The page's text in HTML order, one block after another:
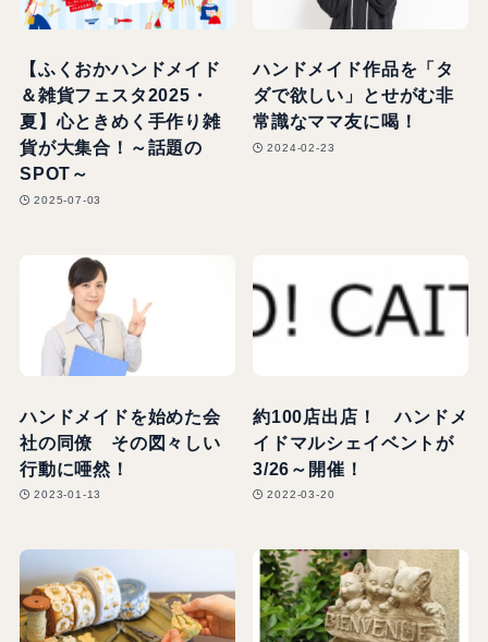
【ふくおかハンドメイド
＆雑貨フェスタ2025・
夏】心ときめく手作り雑
貨が大集合！～話題の
SPOT～
2025-07-03
ハンドメイド作品を「タ
ダで欲しい」とせがむ非
常識なママ友に喝！
2024-02-23
ハンドメイドを始めた会
社の同僚 その図々しい
行動に唖然！
2023-01-13
約100店出店！ ハンドメ
イドマルシェイベントが
3/26～開催！
2022-03-20